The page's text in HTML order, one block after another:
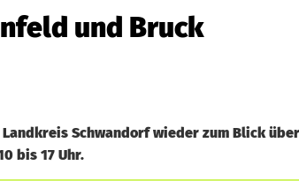
und Bruck
Schwandorf wieder zum Blick
bis 17 Uhr.